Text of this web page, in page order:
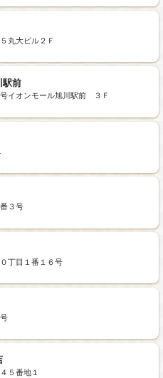
丸大ビル２Ｆ
駅前
イオンモール旭川駅前 ３Ｆ
３号
丁目１番１６号
５番地１